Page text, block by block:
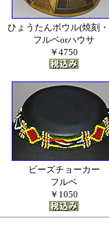
ひょうたんボウル(焼刻
フルベorハウサ
￥4750
ビーズチョーカー
フルベ
￥1050